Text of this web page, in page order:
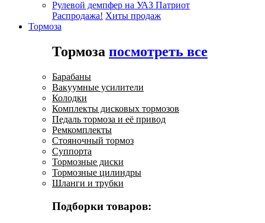
Рулевой демпфер на УАЗ Патриот
Распродажа! Хиты продаж
Тормоза
Тормоза посмотреть все
Барабаны
Вакуумные усилители
Колодки
Комплекты дисковых тормозов
Педаль тормоза и её привод
Ремкомплекты
Стояночный тормоз
Суппорта
Тормозные диски
Тормозные цилиндры
Шланги и трубки
Подборки товаров: